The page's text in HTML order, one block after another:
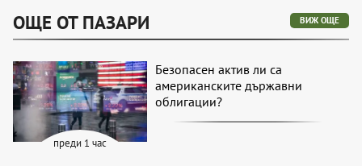
ОЩЕ ОТ ПАЗАРИ ВИЖ ОЩЕ
преди 1 час
Безопасен актив ли са
американските държавни
облигации?